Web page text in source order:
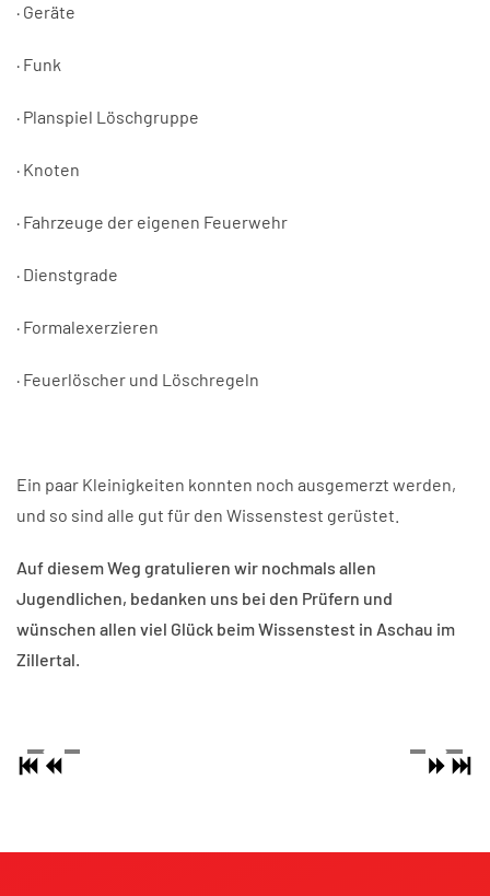
· Geräte
· Funk
· Planspiel Löschgruppe
· Knoten
· Fahrzeuge der eigenen Feuerwehr
· Dienstgrade
· Formalexerzieren
· Feuerlöscher und Löschregeln
Ein paar Kleinigkeiten konnten noch ausgemerzt werden,
und so sind alle gut für den Wissenstest gerüstet.
Auf diesem Weg gratulieren wir nochmals allen
Jugendlichen, bedanken uns bei den Prüfern und
wünschen allen viel Glück beim Wissenstest in Aschau im
Zillertal.